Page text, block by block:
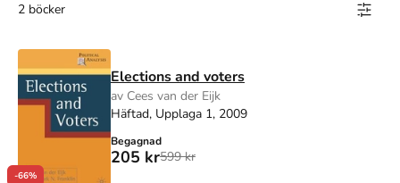
2 böcker
-66%
Elections and voters
av Cees van der Eijk
Häftad, Upplaga 1, 2009
Begagnad
205 kr599 kr